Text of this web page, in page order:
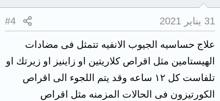
31 يناير 2021 #4
علاج حساسيه الجيوب الانفيه تتمثل فى مضادات
الهيستامين مثل اقراص كلاريتين او زاينيز او زيرتك او
تلفاست كل ١٢ ساعه وقد يتم اللجوء الى اقراص
الكورتيزون فى الحالات المزمنه مثل اقراص